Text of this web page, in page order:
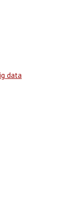
data